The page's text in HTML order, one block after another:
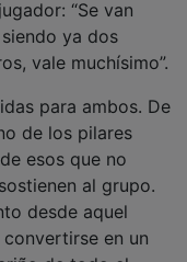
ya dos
vale muchísimo”.
de los pilares
esos que no
al grupo.
desde aquel
en un
de todo el